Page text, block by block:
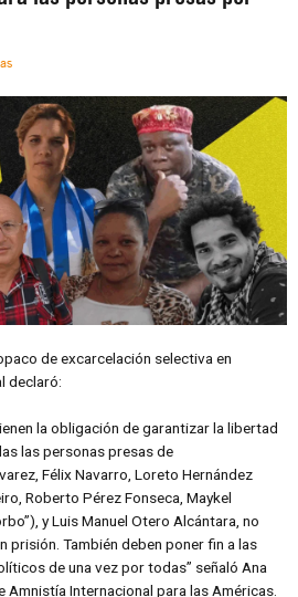
de excarcelación selectiva en
declaró:
la obligación de garantizar la libertad
las personas presas de
Félix Navarro, Loreto Hernández
Roberto Pérez Fonseca, Maykel
y Luis Manuel Otero Alcántara, no
prisión. También deben poner fin a las
de una vez por todas” señaló Ana
Internacional para las Américas.